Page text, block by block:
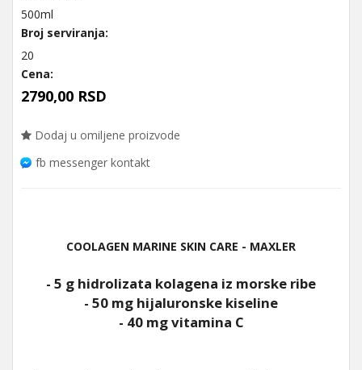
500ml
Broj serviranja:
20
Cena:
2790,00 RSD
Dodaj u omiljene proizvode
fb messenger kontakt
COOLAGEN MARINE SKIN CARE - MAXLER
- 5 g hidrolizata kolagena iz morske ribe
- 50 mg hijaluronske kiseline
- 40 mg vitamina C